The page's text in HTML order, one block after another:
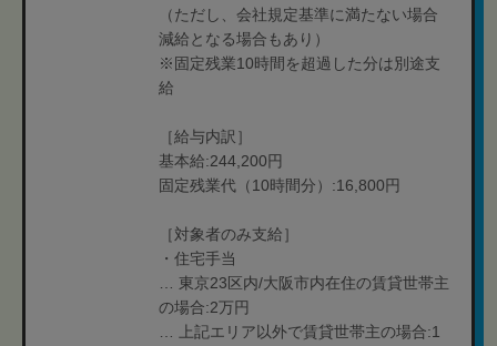
（ただし、会社規定基準に満たない場合
減給となる場合もあり）
※固定残業10時間を超過した分は別途支
給
［給与内訳］
基本給:244,200円
固定残業代（10時間分）:16,800円
［対象者のみ支給］
・住宅手当
… 東京23区内/大阪市内在住の賃貸世帯主
の場合:2万円
… 上記エリア以外で賃貸世帯主の場合:1